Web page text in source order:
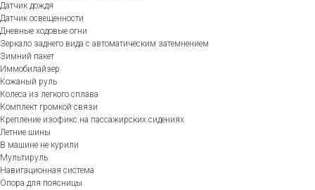
Датчик дождя
Датчик освещенности
Дневные ходовые огни
Зеркало заднего вида с автоматическим затемнением
Зимний пакет
Иммобилайзер
Кожаный руль
Колеса из легкого сплава
Комплект громкой связи
Крепление изофикс на пассажирских сидениях
Летние шины
В машине не курили
Мультируль
Навигационная система
Опора для поясницы